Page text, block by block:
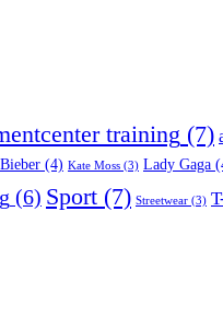
training (7)
(4) Kate Moss (3) Lady Gaga
(6) Sport (7) Streetwear (3)